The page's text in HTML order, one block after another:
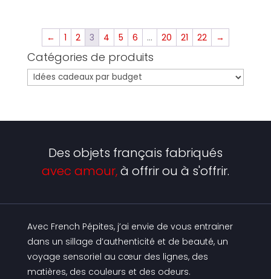
← 1 2 3 4 5 6 … 20 21 22 →
Catégories de produits
Des objets français fabriqués
avec amour,à offrir ou à s'offrir.
Avec French Pépites, j’ai envie de vous entrainer
dans un sillage d’authenticité et de beauté, un
voyage sensoriel au cœur des lignes, des
matières, des couleurs et des odeurs.